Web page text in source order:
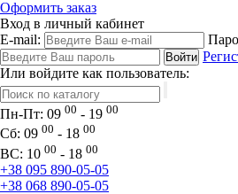
Оформить заказ
Вход в личный кабинет
E-mail:
Или войдите как пользователь:
Пн-Пт: 09 00 - 19 00
Сб: 09 00 - 18 00
ВС: 10 00 - 18 00
+38 095 890-05-05
+38 068 890-05-05